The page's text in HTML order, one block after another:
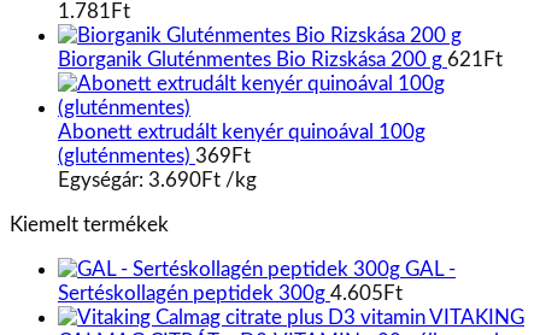
1.781 Ft
Biorganik Gluténmentes Bio Rizskása 200 g 621 Ft
Abonett extrudált kenyér quinoával 100g
(gluténmentes) 369 Ft
Egységár: 3.690Ft /kg
Kiemelt termékek
GAL -
Sertéskollagén peptidek 300g 4.605 Ft
VITAKING